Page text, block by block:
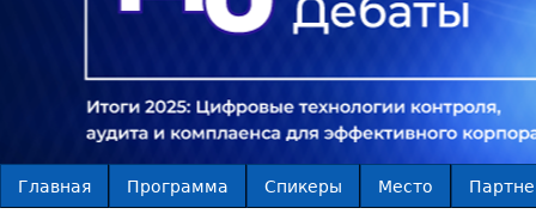
Главная Программа Спикеры Место